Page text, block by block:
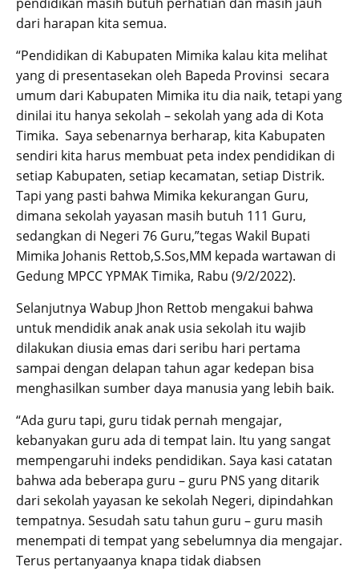
dari harapan kita semua.
“Pendidikan di Kabupaten Mimika kalau kita melihat
yang di presentasekan oleh Bapeda Provinsi secara
umum dari Kabupaten Mimika itu dia naik, tetapi yang
dinilai itu hanya sekolah – sekolah yang ada di Kota
Timika. Saya sebenarnya berharap, kita Kabupaten
sendiri kita harus membuat peta index pendidikan di
setiap Kabupaten, setiap kecamatan, setiap Distrik.
Tapi yang pasti bahwa Mimika kekurangan Guru,
dimana sekolah yayasan masih butuh 111 Guru,
sedangkan di Negeri 76 Guru,”tegas Wakil Bupati
Mimika Johanis Rettob,S.Sos,MM kepada wartawan di
Gedung MPCC YPMAK Timika, Rabu (9/2/2022).
Selanjutnya Wabup Jhon Rettob mengakui bahwa
untuk mendidik anak anak usia sekolah itu wajib
dilakukan diusia emas dari seribu hari pertama
sampai dengan delapan tahun agar kedepan bisa
menghasilkan sumber daya manusia yang lebih baik.
“Ada guru tapi, guru tidak pernah mengajar,
kebanyakan guru ada di tempat lain. Itu yang sangat
mempengaruhi indeks pendidikan. Saya kasi catatan
bahwa ada beberapa guru – guru PNS yang ditarik
dari sekolah yayasan ke sekolah Negeri, dipindahkan
tempatnya. Sesudah satu tahun guru – guru masih
menempati di tempat yang sebelumnya dia mengajar.
Terus pertanyaanya knapa tidak diabsen